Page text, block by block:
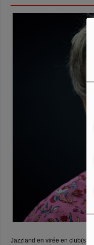
Jazzland en virée en club(s)